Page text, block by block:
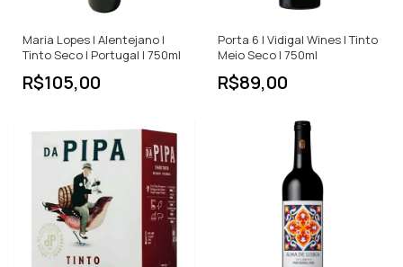
Maria Lopes | Alentejano |
Tinto Seco | Portugal | 750ml
R$105,00
Porta 6 | Vidigal Wines | Tinto
Meio Seco | 750ml
R$89,00